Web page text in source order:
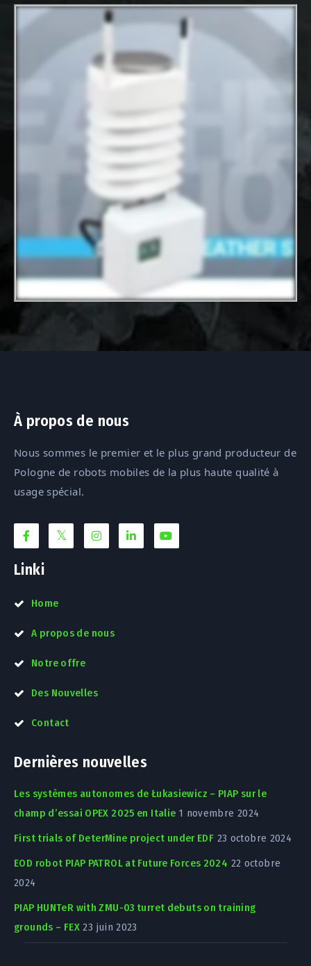
À propos de nous
Nous sommes le premier et le plus grand producteur de
Pologne de robots mobiles de la plus haute qualité à
usage spécial.
Linki
Home
A propos de nous
Notre offre
Des Nouvelles
Contact
Dernières nouvelles
Les systèmes autonomes de Łukasiewicz – PIAP sur le
champ d’essai OPEX 2025 en Italie 1 novembre 2024
First trials of DeterMine project under EDF 23 octobre 2024
EOD robot PIAP PATROL at Future Forces 2024 22 octobre
2024
PIAP HUNTeR with ZMU-03 turret debuts on training
grounds – FEX 23 juin 2023